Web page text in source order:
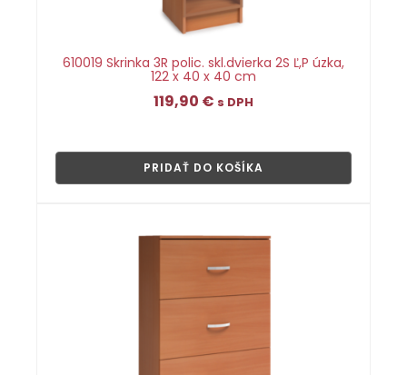
610019 Skrinka 3R polic. skl.dvierka 2S Ľ,P úzka,
122 x 40 x 40 cm
119,90 € s DPH
PRIDAŤ DO KOŠÍKA